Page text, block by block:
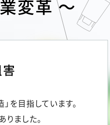
変革 ～
を目指しています。
ました。